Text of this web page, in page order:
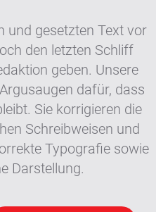
und gesetzten Text vor
den letzten Schliff
geben. Unsere
dafür, dass
Sie korrigieren die
Schreibweisen und
Typografie sowie
Darstellung.